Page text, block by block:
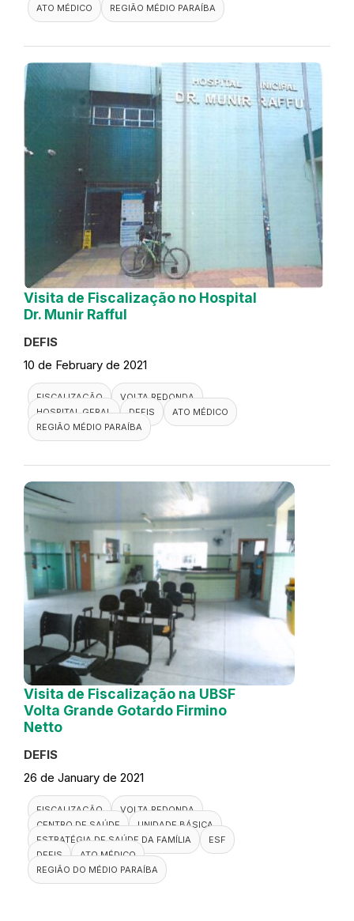
ATO MÉDICO
REGIÃO MÉDIO PARAÍBA
Visita de Fiscalização no Hospital
Dr. Munir Rafful
DEFIS
10 de February de 2021
FISCALIZAÇÃO
VOLTA REDONDA
HOSPITAL GERAL
DEFIS
ATO MÉDICO
REGIÃO MÉDIO PARAÍBA
Visita de Fiscalização na UBSF
Volta Grande Gotardo Firmino
Netto
DEFIS
26 de January de 2021
FISCALIZAÇÃO
VOLTA REDONDA
CENTRO DE SAÚDE
UNIDADE BÁSICA
ESTRATÉGIA DE SAÚDE DA FAMÍLIA
ESF
DEFIS
ATO MÉDICO
REGIÃO DO MÉDIO PARAÍBA